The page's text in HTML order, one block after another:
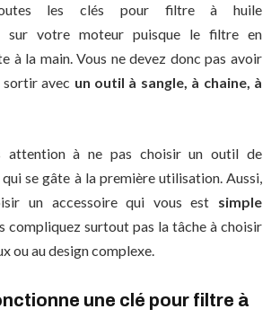
les clés pour filtre à huile
sur votre moteur puisque le filtre en
à la main. Vous ne devez donc pas avoir
sortir avec un outil à sangle, à chaine, à
attention à ne pas choisir un outil de
se gâte à la première utilisation. Aussi,
un accessoire qui vous est simple
compliquez surtout pas la tâche à choisir
ou au design complexe.
une clé pour filtre à